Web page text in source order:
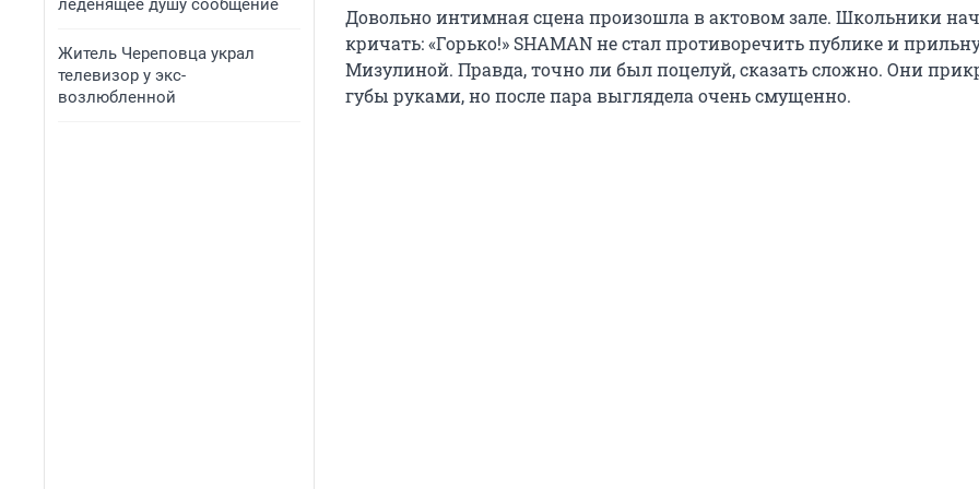
леденящее душу сообщение
Житель Череповца украл
телевизор у экс-
возлюбленной
Довольно интимная сцена произошла в актовом зале. Школьники
кричать: «Горько!» SHAMAN не стал противоречить публике и
Мизулиной. Правда, точно ли был поцелуй, сказать сложно. Они
губы руками, но после пара выглядела очень смущенно.